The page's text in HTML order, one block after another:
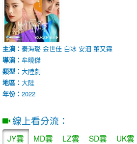
主演： 秦海璐 金世佳 白冰 安沺 董又霖
導演： 牟曉傑
類型： 大陸劇
地區： 大陸
年份： 2022
線上看分流：
JY雲 MD雲 LZ雲 SD雲 UK雲